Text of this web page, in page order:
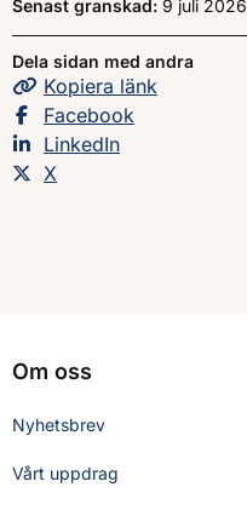
Senast granskad: 9 juli 2026
Dela sidan med andra
Kopiera sidans
länk
Dela sidan på
Facebook
Dela sidan på
LinkedIn
Dela sidan på
X
Om oss
Nyhetsbrev
Vårt uppdrag